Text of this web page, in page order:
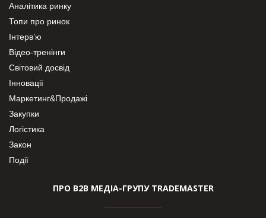
Аналітика ринку
Топи про ринок
Інтерв’ю
Відео-тренінги
Світовий досвід
Інновації
Маркетинг&Продажі
Закупки
Логістика
Закон
Події
ПРО В2В МЕДІА-ГРУПУ TRADEMASTER